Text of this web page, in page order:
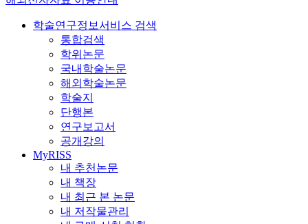
학술연구정보서비스 검색
통합검색
학위논문
국내학술논문
해외학술논문
학술지
단행본
연구보고서
공개강의
MyRISS
내 추천논문
내 책장
내 최근 본 논문
내 저작물관리